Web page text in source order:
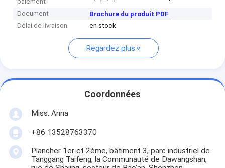
Document
Brochure du produit PDF
Délai de livraison
en stock
Regardez plus
Coordonnées
Miss. Anna
+86 13528763370
Plancher 1er et 2ème, bâtiment 3, parc industriel de
Tanggang Taifeng, la Communauté de Dawangshan,